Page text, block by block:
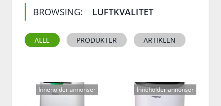
BROWSING: LUFTKVALITET
ALLE PRODUKTER ARTIKLEN
Inneholder annonser Inneholder annonser